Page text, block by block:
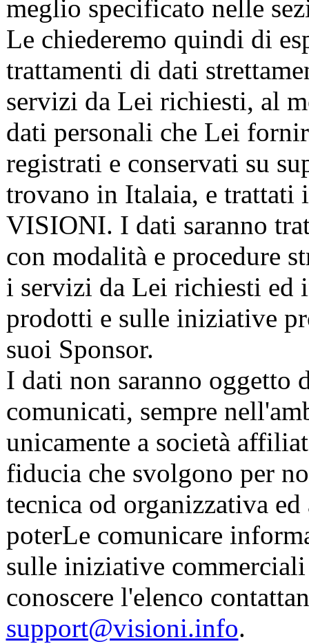
meglio specificato nelle
Le chiederemo quindi di
trattamenti di dati
servizi da Lei richiesti, al
dati personali che Lei
registrati e conservati su
trovano in Italaia, e trattati
VISIONI. I dati saranno
con modalità e procedure
i servizi da Lei richiesti ed
prodotti e sulle iniziative
suoi Sponsor.
I dati non saranno oggetto
comunicati, sempre
unicamente a società
fiducia che svolgono per
tecnica od organizzativa
poterLe comunicare
sulle iniziative
conoscere l'elenco
support@visioni.info.